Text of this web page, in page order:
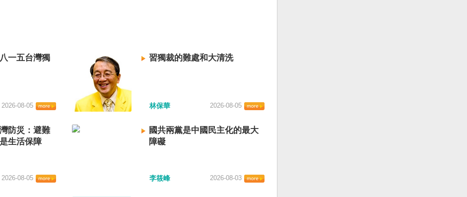
一五台灣獨
2026-08-05
習獨裁的難處和大清洗
林保華 2026-08-05
防災：避難
生活保障
2026-08-05
國共兩黨是中國民主化的最大
障礙
李筱峰 2026-08-03